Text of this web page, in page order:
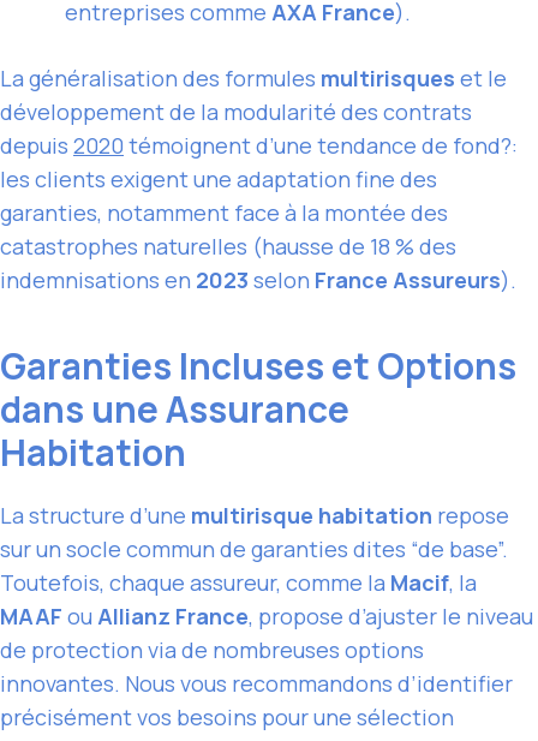
entreprises comme AXA France).
La généralisation des formules multirisques et le
développement de la modularité des contrats
depuis 2020 témoignent d’une tendance de fond?:
les clients exigent une adaptation fine des
garanties, notamment face à la montée des
catastrophes naturelles (hausse de 18 % des
indemnisations en 2023 selon France Assureurs).
Garanties Incluses et Options
dans une Assurance
Habitation
La structure d’une multirisque habitation repose
sur un socle commun de garanties dites “de base”.
Toutefois, chaque assureur, comme la Macif, la
MAAF ou Allianz France, propose d’ajuster le niveau
de protection via de nombreuses options
innovantes. Nous vous recommandons d’identifier
précisément vos besoins pour une sélection